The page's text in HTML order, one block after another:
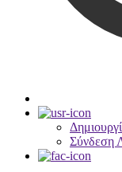
Σύνδεση